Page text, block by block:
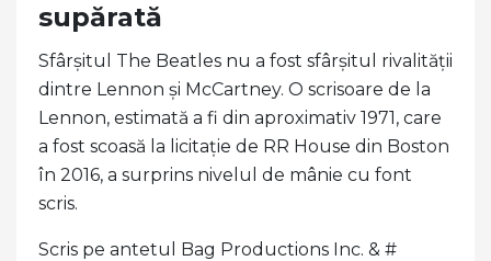
supărată
Sfârșitul The Beatles nu a fost sfârșitul rivalității
dintre Lennon și McCartney. O scrisoare de la
Lennon, estimată a fi din aproximativ 1971, care
a fost scoasă la licitație de RR House din Boston
în 2016, a surprins nivelul de mânie cu font
scris.
Scris pe antetul Bag Productions Inc. & #